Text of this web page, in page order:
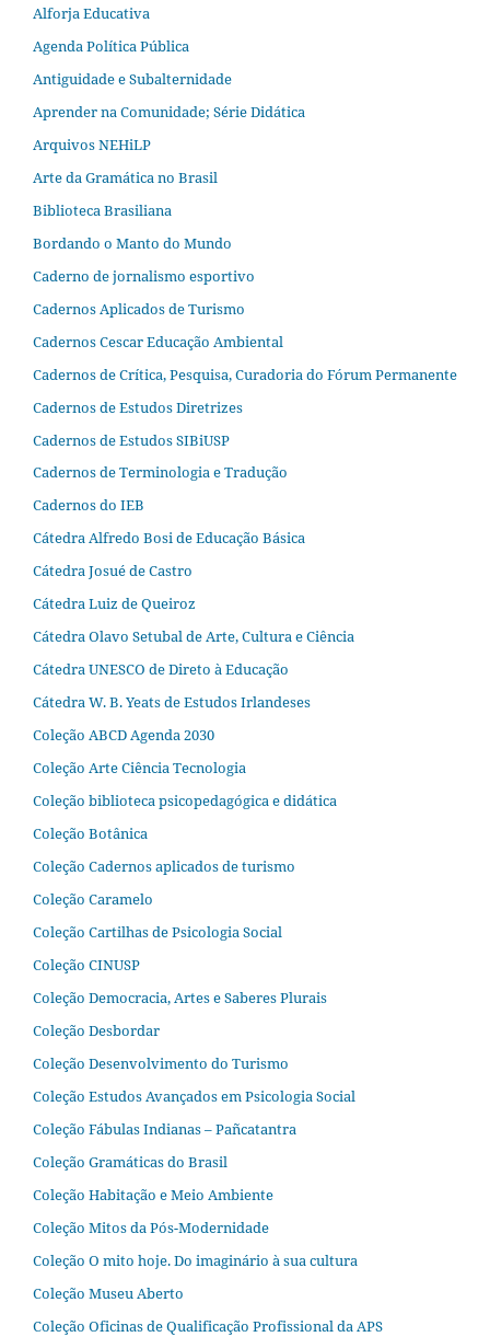
Alforja Educativa
Agenda Política Pública
Antiguidade e Subalternidade
Aprender na Comunidade; Série Didática
Arquivos NEHiLP
Arte da Gramática no Brasil
Biblioteca Brasiliana
Bordando o Manto do Mundo
Caderno de jornalismo esportivo
Cadernos Aplicados de Turismo
Cadernos Cescar Educação Ambiental
Cadernos de Crítica, Pesquisa, Curadoria do Fórum Permanente
Cadernos de Estudos Diretrizes
Cadernos de Estudos SIBiUSP
Cadernos de Terminologia e Tradução
Cadernos do IEB
Cátedra Alfredo Bosi de Educação Básica
Cátedra Josué de Castro
Cátedra Luiz de Queiroz
Cátedra Olavo Setubal de Arte, Cultura e Ciência
Cátedra UNESCO de Direto à Educação
Cátedra W. B. Yeats de Estudos Irlandeses
Coleção ABCD Agenda 2030
Coleção Arte Ciência Tecnologia
Coleção biblioteca psicopedagógica e didática
Coleção Botânica
Coleção Cadernos aplicados de turismo
Coleção Caramelo
Coleção Cartilhas de Psicologia Social
Coleção CINUSP
Coleção Democracia, Artes e Saberes Plurais
Coleção Desbordar
Coleção Desenvolvimento do Turismo
Coleção Estudos Avançados em Psicologia Social
Coleção Fábulas Indianas – Pañcatantra
Coleção Gramáticas do Brasil
Coleção Habitação e Meio Ambiente
Coleção Mitos da Pós-Modernidade
Coleção O mito hoje. Do imaginário à sua cultura
Coleção Museu Aberto
Coleção Oficinas de Qualificação Profissional da APS